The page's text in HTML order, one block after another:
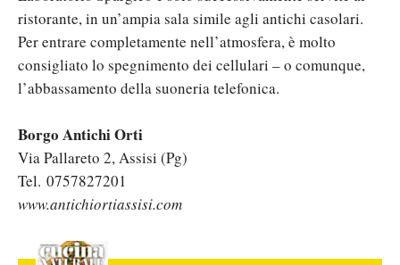
ristorante, in un’ampia sala simile agli antichi casolari.
Per entrare completamente nell’atmosfera, è molto
consigliato lo spegnimento dei cellulari – o comunque,
l’abbassamento della suoneria telefonica.
Borgo Antichi Orti
Via Pallareto 2, Assisi (Pg)
Tel. 0757827201
www.antichiortiassisi.com